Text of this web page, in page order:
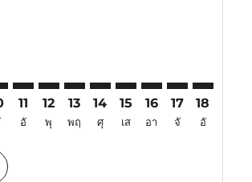
11
อั
12
พุ
13
พฤ
14
ศุ
15
เส
16
อา
17
จั
18
อั